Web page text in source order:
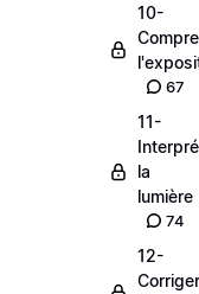
10-
67
11-
la
lumière
74
12-
Corriger